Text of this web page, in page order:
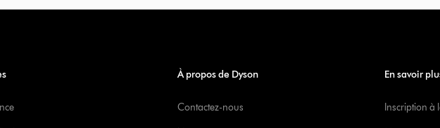
À propos de Dyson
Contactez-nous
En savoir
Inscription à